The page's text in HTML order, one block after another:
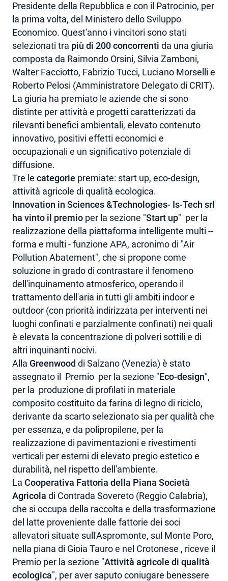
Presidente della Repubblica e con il Patrocinio, per
la prima volta, del Ministero dello Sviluppo
Economico. Quest'anno i vincitori sono stati
selezionati tra più di 200 concorrenti da una giuria
composta da Raimondo Orsini, Silvia Zamboni,
Walter Facciotto, Fabrizio Tucci, Luciano Morselli e
Roberto Pelosi (Amministratore Delegato di CRIT).
La giuria ha premiato le aziende che si sono
distinte per attività e progetti caratterizzati da
rilevanti benefici ambientali, elevato contenuto
innovativo, positivi effetti economici e
occupazionali e un significativo potenziale di
diffusione.
Tre le categorie premiate: start up, eco-design,
attività agricole di qualità ecologica.
Innovation in Sciences &Technologies- Is-Tech srl
ha vinto il premio per la sezione "Start up" per la
realizzazione della piattaforma intelligente multi --
forma e multi - funzione APA, acronimo di "Air
Pollution Abatement", che si propone come
soluzione in grado di contrastare il fenomeno
dell'inquinamento atmosferico, operando il
trattamento dell'aria in tutti gli ambiti indoor e
outdoor (con priorità indirizzata per interventi nei
luoghi confinati e parzialmente confinati) nei quali
è elevata la concentrazione di polveri sottili e di
altri inquinanti nocivi.
Alla Greenwood di Salzano (Venezia) è stato
assegnato il Premio per la sezione "Eco-design",
per la produzione di profilati in materiale
composito costituito da farina di legno di riciclo,
derivante da scarto selezionato sia per qualità che
per essenza, e da polipropilene, per la
realizzazione di pavimentazioni e rivestimenti
verticali per esterni di elevato pregio estetico e
durabilità, nel rispetto dell'ambiente.
La Cooperativa Fattoria della Piana Società
Agricola di Contrada Sovereto (Reggio Calabria),
che si occupa della raccolta e della trasformazione
del latte proveniente dalle fattorie dei soci
allevatori situate sull'Aspromonte, sul Monte Poro,
nella piana di Gioia Tauro e nel Crotonese , riceve il
Premio per la sezione "Attività agricole di qualità
ecologica", per aver saputo coniugare benessere